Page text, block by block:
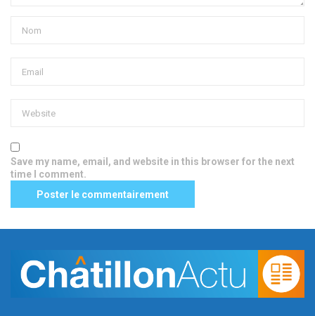
Save my name, email, and website in this browser for the next
time I comment.